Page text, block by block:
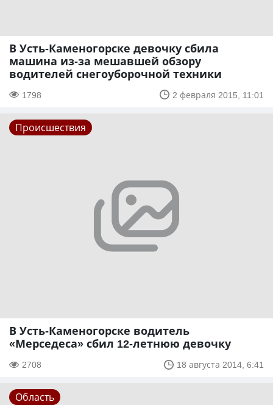
В Усть-Каменогорске девочку сбила
машина из-за мешавшей обзору
водителей снегоуборочной техники
1798 2 февраля 2015, 11:01
Происшествия
В Усть-Каменогорске водитель
«Мерседеса» сбил 12-летнюю девочку
2708 18 августа 2014, 6:41
Область